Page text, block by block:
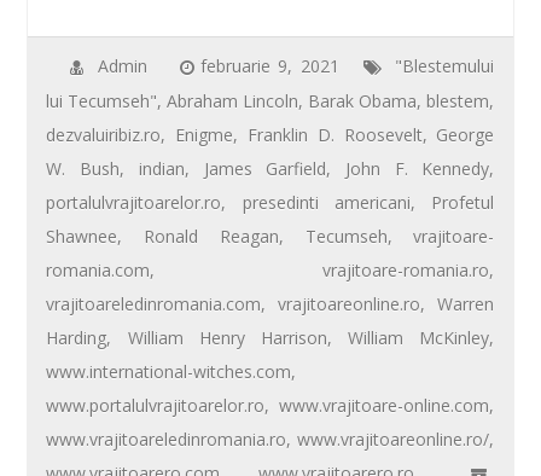
e
b
o
o
k
tt
er
ail er
e
st
at
s
A
p
p
ta
je
az
ă
Admin februarie 9, 2021
"Blestemului
lui Tecumseh",Abraham Lincoln, Barak Obama, blestem,
dezvaluiribiz.ro, Enigme, Franklin D. Roosevelt, George
W. Bush, indian, James Garfield, John F. Kennedy,
portalulvrajitoarelor.ro, presedinti americani, Profetul
Shawnee, Ronald Reagan, Tecumseh,vrajitoare-
romania.com,vrajitoare-romania.ro,
vrajitoareledinromania.com,vrajitoareonline.ro,Warren
Harding, William Henry Harrison,William McKinley,
www.international-witches.com,
www.portalulvrajitoarelor.ro,www.vrajitoare-online.com,
www.vrajitoareledinromania.ro,www.vrajitoareonline.ro/,